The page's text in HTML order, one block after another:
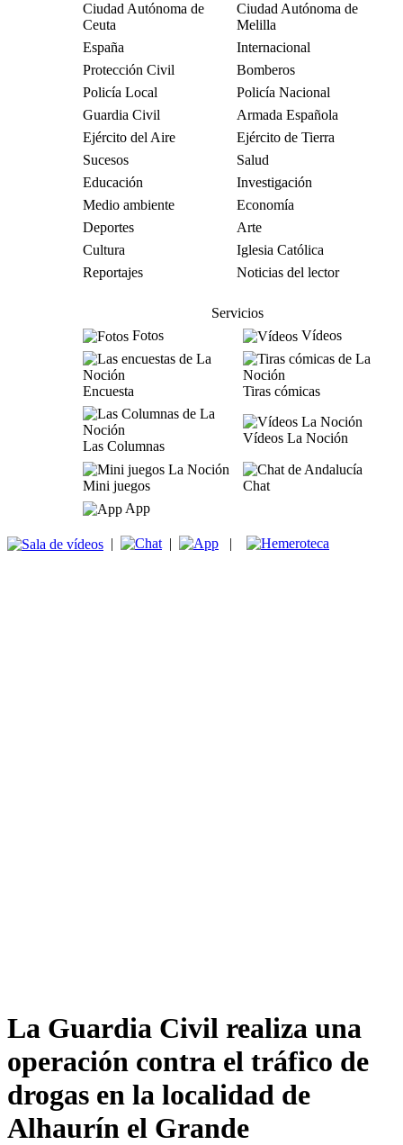
Ciudad Autónoma de
Ceuta
Ciudad Autónoma de
Melilla
España
Internacional
Protección Civil
Bomberos
Policía Local
Policía Nacional
Guardia Civil
Armada Española
Ejército del Aire
Ejército de Tierra
Sucesos
Salud
Educación
Investigación
Medio ambiente
Economía
Deportes
Arte
Cultura
Iglesia Católica
Reportajes
Noticias del lector
Servicios
Fotos
Vídeos
Encuesta Tiras cómicas
Las Columnas
Vídeos La Noción
Mini juegos
Chat
App
| | |
La Guardia Civil realiza una
operación contra el tráfico de
drogas en la localidad de
Alhaurín el Grande